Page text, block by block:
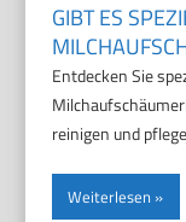
GIBT ES
Entdecken Sie
reinigen und
Weiterlesen